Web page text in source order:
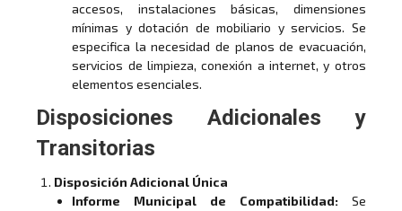
accesos, instalaciones básicas, dimensiones
mínimas y dotación de mobiliario y servicios. Se
especifica la necesidad de planos de evacuación,
servicios de limpieza, conexión a internet, y otros
elementos esenciales.
Disposiciones Adicionales y
Transitorias
Disposición Adicional Única
Informe Municipal de Compatibilidad:Se